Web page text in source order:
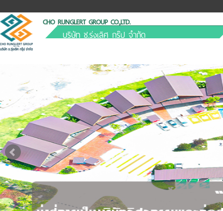
CHO RUNGLERT GROUP CO.,LTD.
บริษัท ช.รุ่งเลิศ กรุ๊ป จำกัด